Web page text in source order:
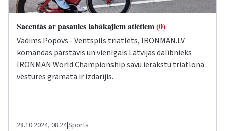
Sacentās ar pasaules labākajiem atlētiem(0)
Vadims Popovs - Ventspils triatlēts, IRONMAN.LV
komandas pārstāvis un vienīgais Latvijas dalībnieks
IRONMAN World Championship savu ierakstu triatlona
vēstures grāmatā ir izdarījis.
28.10.2024, 08:24|Sports